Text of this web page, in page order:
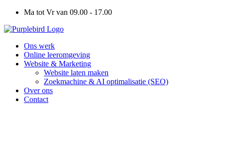
de
Ma tot Vr van 09.00 - 17.00
Ons werk
Online leeromgeving
Website & Marketing
Website laten maken
Zoekmachine & AI optimalisatie (SEO)
Over ons
Contact